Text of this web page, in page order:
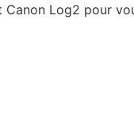
Log2 pour